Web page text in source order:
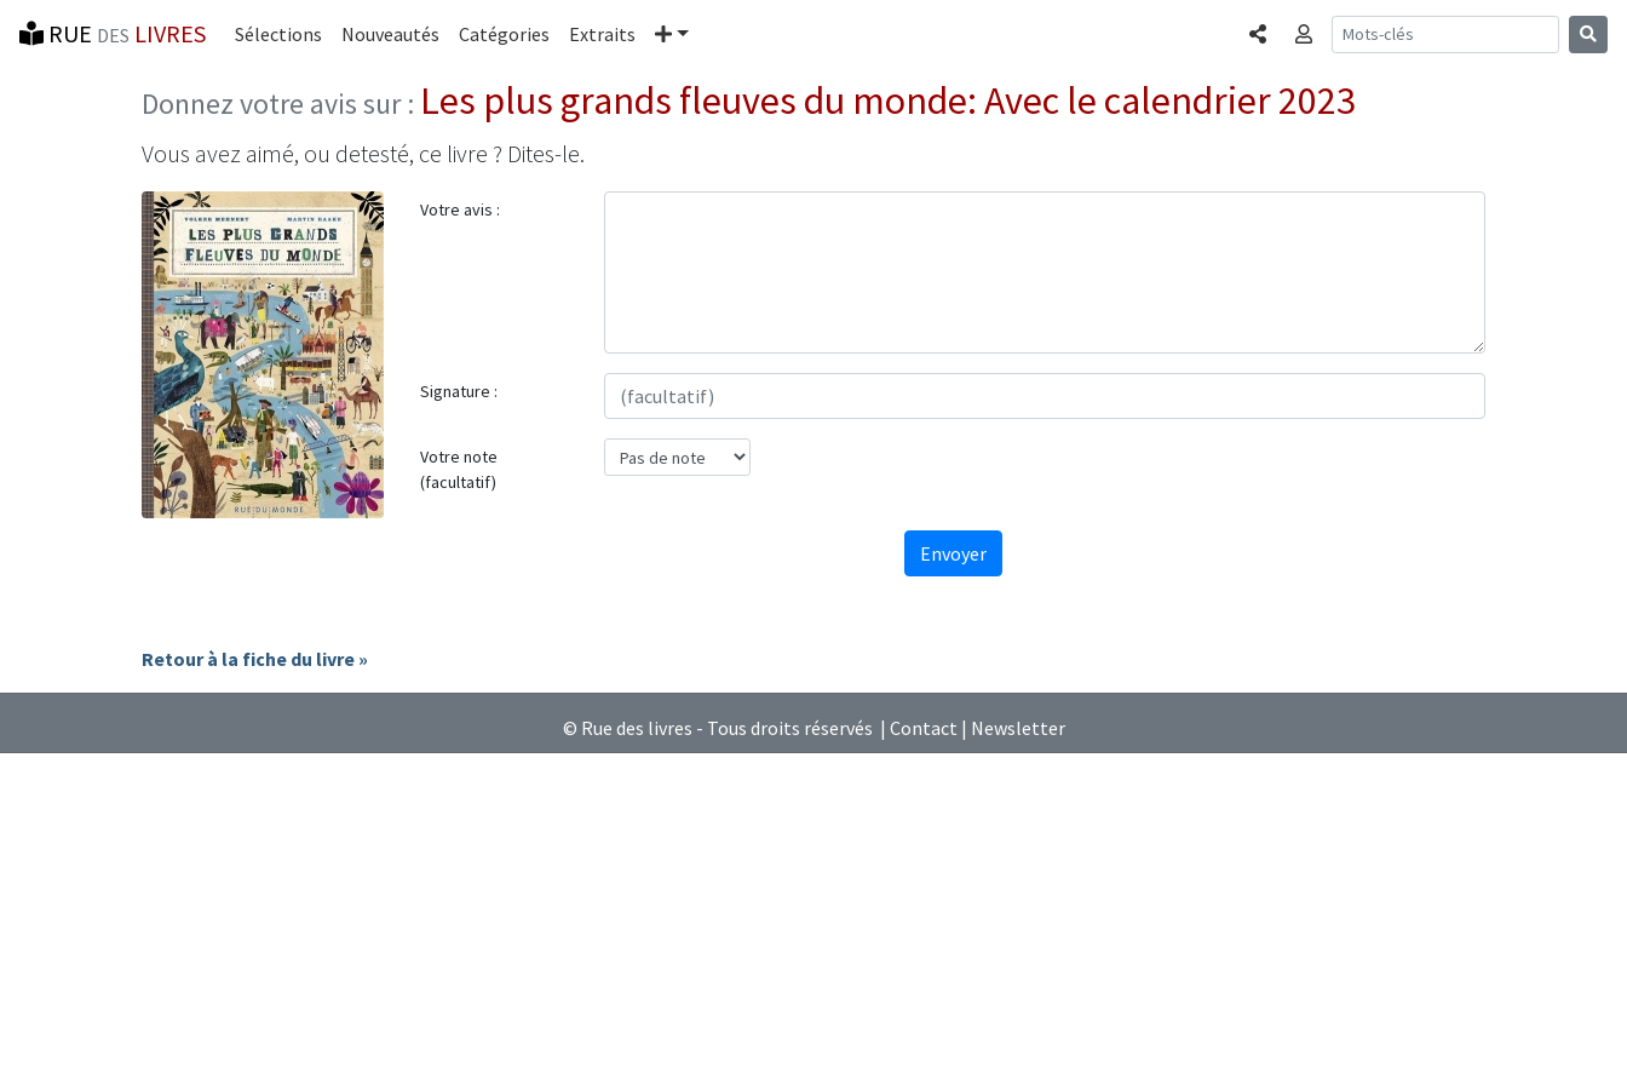
RUE DES LIVRES Sélections Nouveautés Catégories Extraits Plus PartagerConnexion
Donnez votre avis sur : Les plus grands fleuves du monde: Avec le calendrier 2023
Vous avez aimé, ou detesté, ce livre ? Dites-le.
Votre avis :
Signature :
Votre note
(facultatif)
Envoyer
Retour à la fiche du livre »
© Rue des livres - Tous droits réservés | Contact | Newsletter